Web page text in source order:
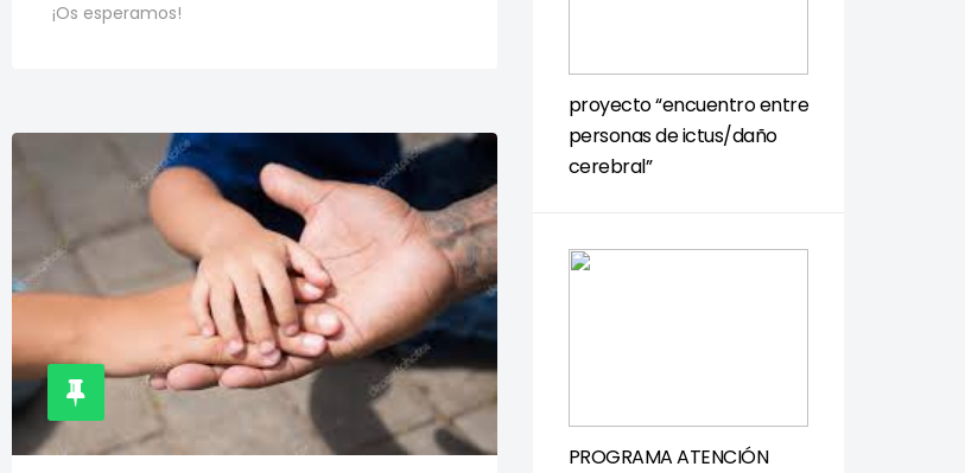
¡Os esperamos!
proyecto “encuentro entre
personas de ictus/daño
cerebral”
PROGRAMA ATENCIÓN